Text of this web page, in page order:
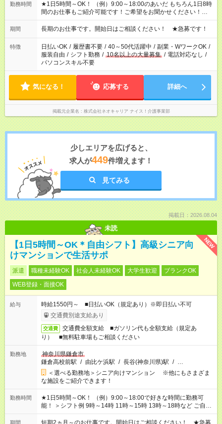
勤務時間
★1日5時間～OK！ （例）9:00～18:00のあいだ もちろん1日8時
間のお仕事もご紹介可能です！ご希望をお聞かせください！★家
庭の都合でお休みが必要な場合も遠慮なくご相談ください。 ※
週最低15時間以上の勤務が必要です
期間 長期のお仕事です。開始日はご相談ください！ ★急募です！
特徴 日払いOK / 履歴書不要 / 40～50代活躍中 / 副業・WワークOK /
服装自由 / シフト勤務 / 10名以上の大量募集 / 電話対応なし /
パソコンスキル不要
気になる！ 応募する 詳細へ
掲載元企業名 株式会社ネオキャリア ナイス！介護事業部
少しエリアを広げると、
求人が449件増えます！
見てみる
掲載日：2026.08.04
未読
NEW
【1日5時間～OK＊自由シフト】高級シニア向
けマンションで生活サポ
派遣 職種未経験OK 社会人未経験OK 大学生歓迎
ブランクOK
WEB登録・面接OK
給与
時給1550円～ ■日払いOK（規定あり）※即日払い不可
交通費別途支給あり
交通費
交通費全額支給 ■ガソリン代も全額支給（規定あ
り） ■無料駐車場もご相談ください
勤務地
神奈川県鎌倉市
鎌倉高校前駅 / 由比ケ浜駅 / 長谷(神奈川県)駅 / …
＜選べる勤務地＞シニア向けマンション ※他にもさまざま
な施設をご紹介できます！
勤務時間
★1日5時間～OK！ （例）9:00～18:00で好きな時間に勤務可
能！ ＞シフト例 9時～14時 11時～15時 13時～18時など ご自身
のご都合に合わせて勤務時間をご相談ください！ ★家庭の都合
でお休みや時間の調整が必要な場合も遠慮なくご相談くださ
期間
短期2ヵ月～のお仕事です。開始日はご相談ください！ ★急募